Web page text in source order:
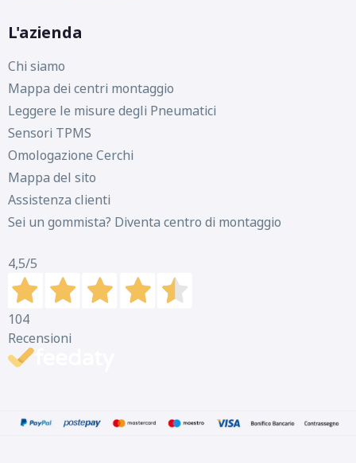
L'azienda
Chi siamo
Mappa dei centri montaggio
Leggere le misure degli Pneumatici
Sensori TPMS
Omologazione Cerchi
Mappa del sito
Assistenza clienti
Sei un gommista? Diventa centro di montaggio
4,5/5
104
Recensioni